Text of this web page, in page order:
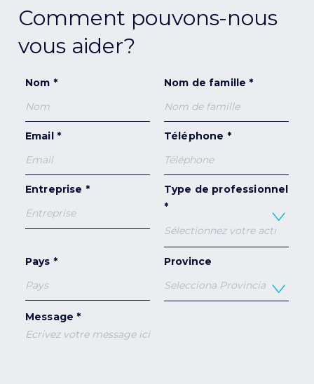
Comment pouvons-nous
vous aider?
Nom * Nom de famille *
Email * Téléphone *
Entreprise *
Type de professionnel
*
Pays * Province
Message *